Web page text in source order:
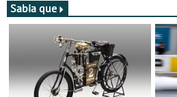
Sabia que